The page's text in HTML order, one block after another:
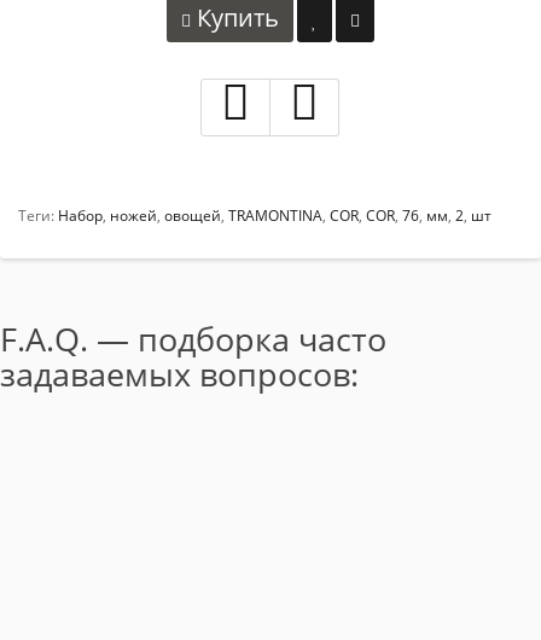
Купить
Теги: Набор, ножей, овощей, TRAMONTINA, COR, COR, 76, мм, 2, шт
F.A.Q. — подборка часто
задаваемых вопросов: